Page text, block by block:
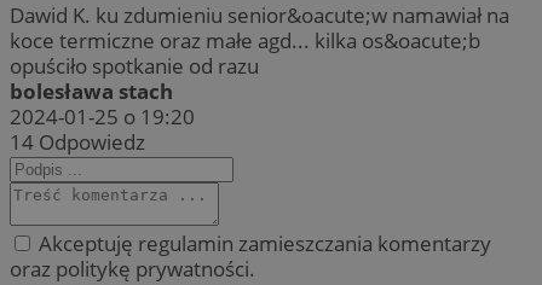
Dawid K. ku zdumieniu senior&oacute;w namawiał na
koce termiczne oraz małe agd... kilka os&oacute;b
opuściło spotkanie od razu
bolesława stach
2024-01-25 o 19:20
14 Odpowiedz
Akceptuję regulamin zamieszczania komentarzy
oraz politykę prywatności.